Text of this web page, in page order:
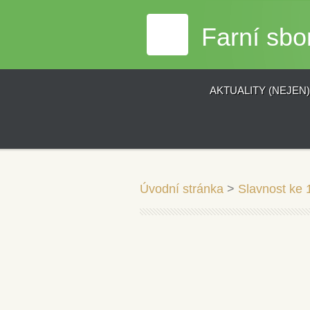
Farní
AKTUALITY
Úvodní stránka > Slavnost ke